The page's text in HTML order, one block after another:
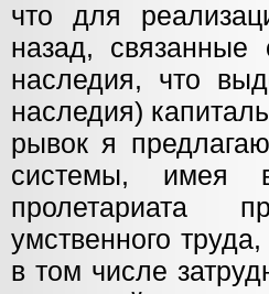
что для
назад, связанные
наследия, что
наследия)
рывок я
системы, имея
пролетариата
умственного
в том числе